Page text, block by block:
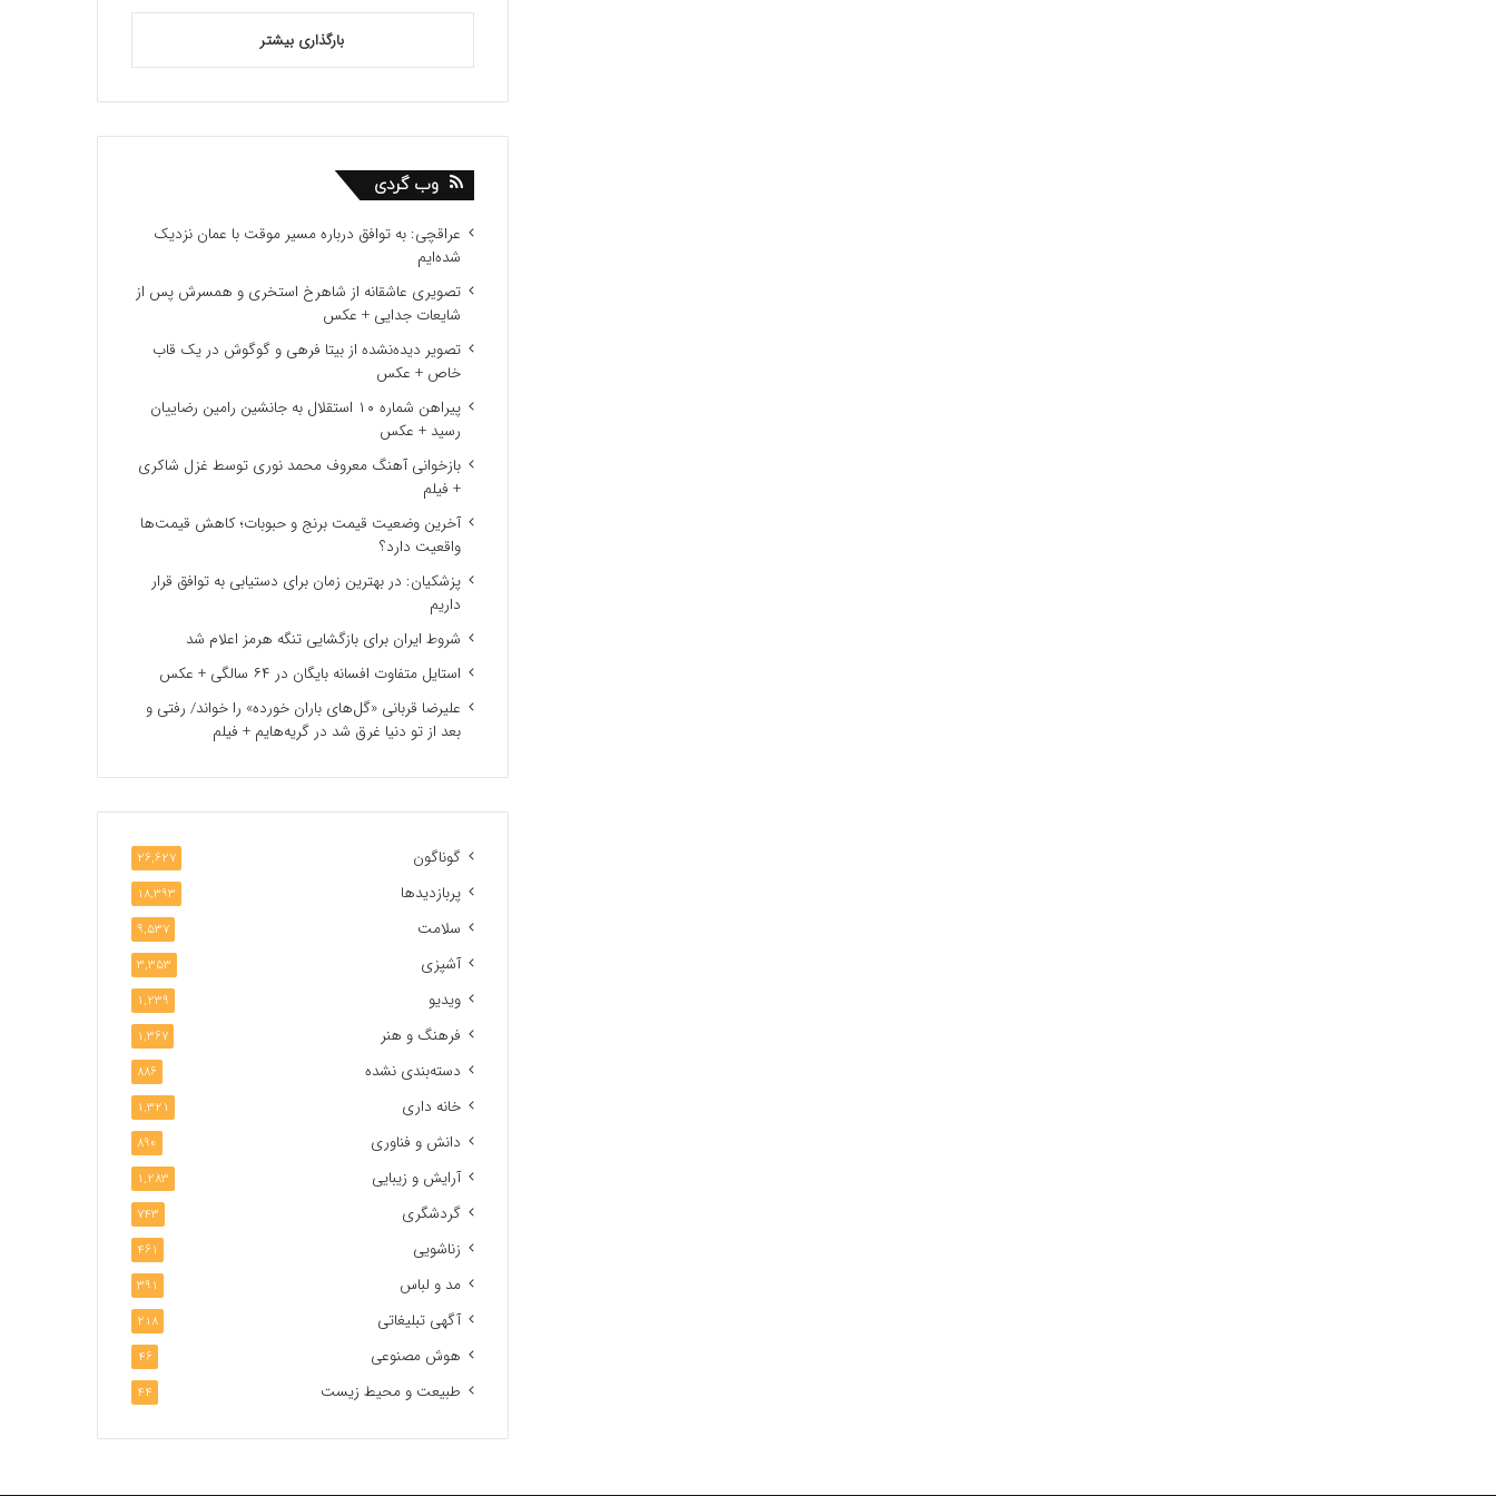
بارگذاری بیشتر
وب گردی
عراقچی: به توافق درباره مسیر موقت با عمان نزدیک
شده‌ایم
تصویری عاشقانه از شاهرخ استخری و همسرش پس از
شایعات جدایی + عکس
تصویر دیده‌نشده از بیتا فرهی و گوگوش در یک قاب
خاص + عکس
پیراهن شماره ۱۰ استقلال به جانشین رامین رضاییان
رسید + عکس
بازخوانی آهنگ معروف محمد نوری توسط غزل شاکری
+ فیلم
آخرین وضعیت قیمت برنج و حبوبات؛ کاهش قیمت‌ها
واقعیت دارد؟
پزشکیان: در بهترین زمان برای دستیابی به توافق قرار
داریم
شروط ایران برای بازگشایی تنگه هرمز اعلام شد
استایل متفاوت افسانه بایگان در ۶۴ سالگی + عکس
علیرضا قربانی «گل‌های باران خورده» را خواند/ رفتی و
بعد از تو دنیا غرق شد در گریه‌هایم + فیلم
گوناگون 26,627
پربازدیدها 18,393
سلامت 9,537
آشپزی 3,353
ویدیو 1,239
فرهنگ و هنر 1,367
دسته‌بندی نشده 886
خانه داری 1,321
دانش و فناوری 890
آرایش و زیبایی 1,283
گردشگری 743
زناشویی 461
مد و لباس 391
آگهی تبلیغاتی 218
هوش مصنوعی 46
طبیعت و محیط زیست 44